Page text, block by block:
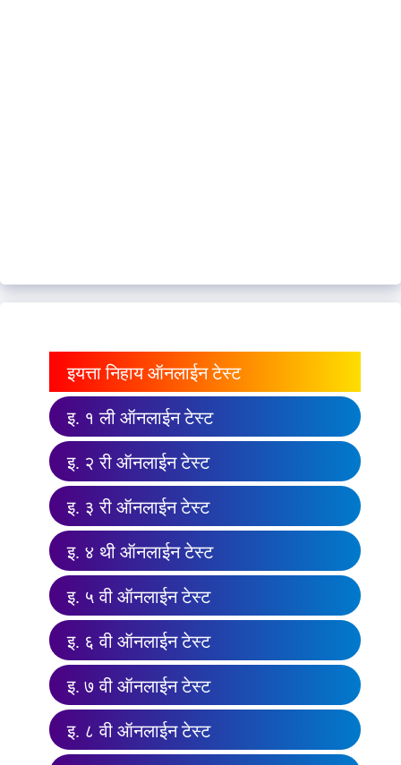
इयत्ता निहाय ऑनलाईन टेस्ट
इ. १ ली ऑनलाईन टेस्ट
इ. २ री ऑनलाईन टेस्ट
इ. ३ री ऑनलाईन टेस्ट
इ. ४ थी ऑनलाईन टेस्ट
इ. ५ वी ऑनलाईन टेस्ट
इ. ६ वी ऑनलाईन टेस्ट
इ. ७ वी ऑनलाईन टेस्ट
इ. ८ वी ऑनलाईन टेस्ट